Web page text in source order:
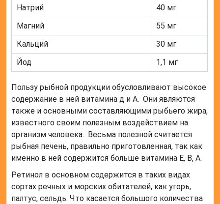
Натрий
40 мг
Магний
55 мг
Кальций
30 мг
Йод
1,1 мг
Пользу рыбной продукции обусловливают высокое
содержание в ней витамина д и А. Они являются
также и основными составляющими рыбьего жира,
известного своим полезным воздействием на
организм человека. Весьма полезной считается
рыбная печень, правильно приготовленная, так как
именно в ней содержится больше витамина Е, В, А.
Ретинол в основном содержится в таких видах
сортах речных и морских обитателей, как угорь,
палтус, сельдь. Что касается большого количества